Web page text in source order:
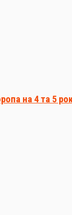
на 4 та 5